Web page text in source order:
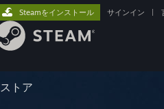
ストア
Steamをインストール サインイン